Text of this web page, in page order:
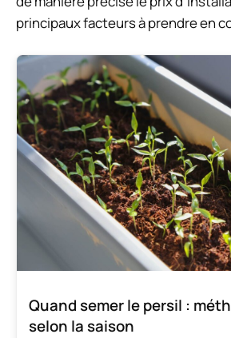
principaux facteurs à prendre en
Quand semer le persil :
selon la saison